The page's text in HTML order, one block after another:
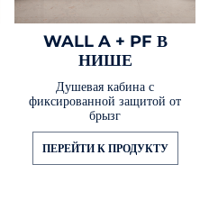
WALL A + PF В
НИШЕ
Душевая кабина с
фиксированной защитой от
брызг
ПЕРЕЙТИ К ПРОДУКТУ